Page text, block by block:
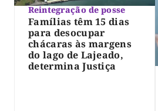
Reintegração de posse
Famílias têm 15 dias
para desocupar
chácaras às margens
do lago de Lajeado,
determina Justiça